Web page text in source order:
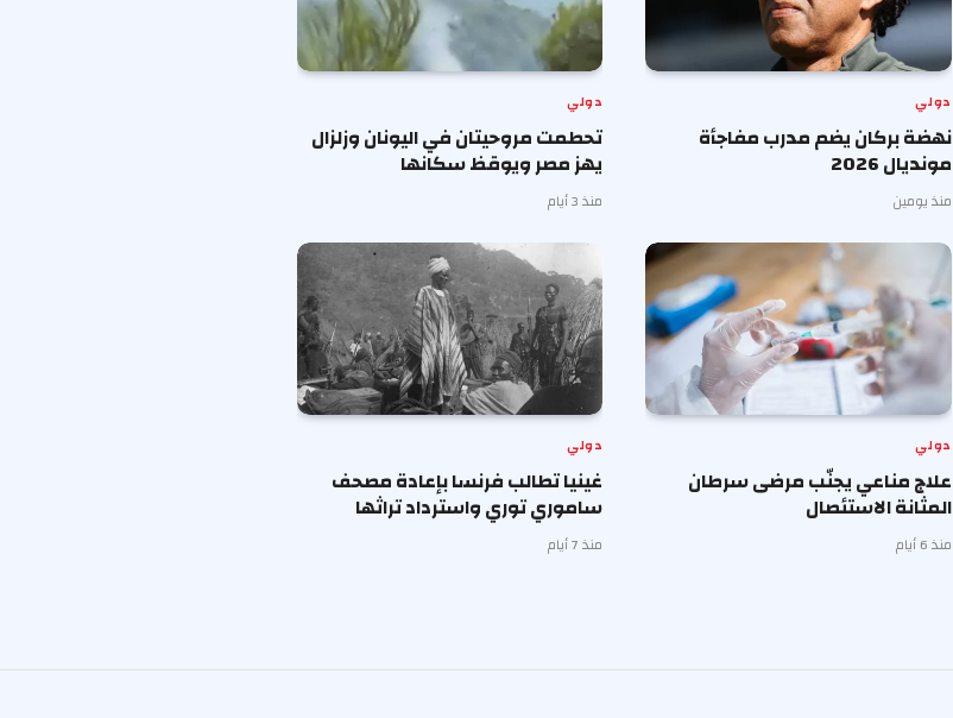
دولي
نهضة بركان يضم مدرب مفاجأة
مونديال 2026
منذ يومين
دولي
تحطمت مروحيتان في اليونان وزلزال
يهز مصر ويوقظ سكانها
منذ 3 أيام
دولي
علاج مناعي يجنّب مرضى سرطان
المثانة الاستئصال
منذ 6 أيام
دولي
غينيا تطالب فرنسا بإعادة مصحف
ساموري توري واسترداد تراثها
منذ 7 أيام